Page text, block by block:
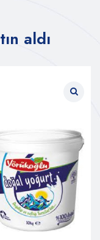
aldı